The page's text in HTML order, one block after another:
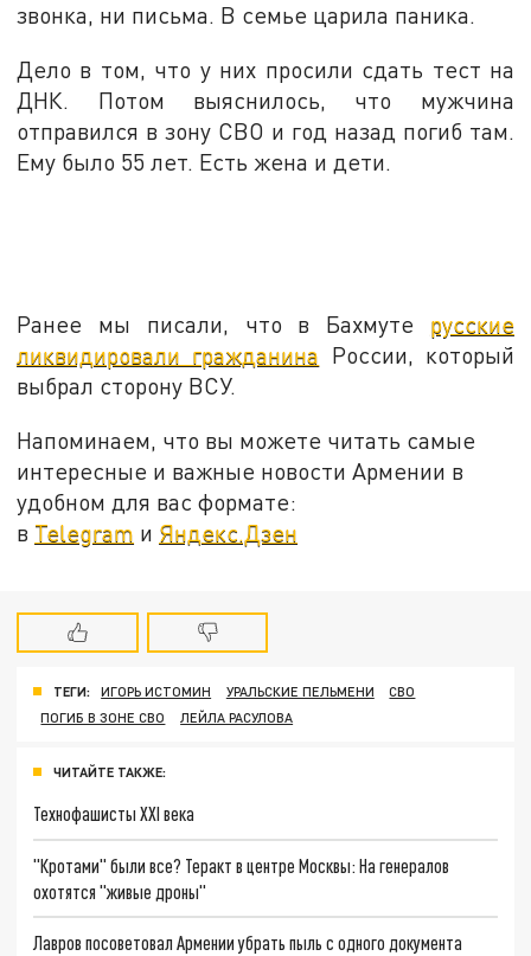
звонка, ни письма. В семье царила паника.
Дело в том, что у них просили сдать тест на
ДНК. Потом выяснилось, что мужчина
отправился в зону СВО и год назад погиб там.
Ему было 55 лет. Есть жена и дети.
Ранее мы писали, что в Бахмуте русские
ликвидировали гражданина России, который
выбрал сторону ВСУ.
Напоминаем, что вы можете читать самые
интересные и важные новости Армении в
удобном для вас формате:
в Telegram и Яндекс.Дзен
ТЕГИ: ИГОРЬ ИСТОМИН УРАЛЬСКИЕ ПЕЛЬМЕНИ
СВО
ПОГИБ В ЗОНЕ СВО
ЛЕЙЛА РАСУЛОВА
ЧИТАЙТЕ ТАКЖЕ:
Технофашисты XXI века
"Кротами" были все? Теракт в центре Москвы: На генералов
охотятся "живые дроны"
Лавров посоветовал Армении убрать пыль с одного документа